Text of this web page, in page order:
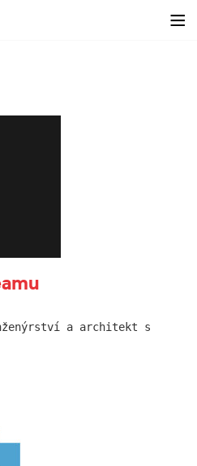
a architekt s